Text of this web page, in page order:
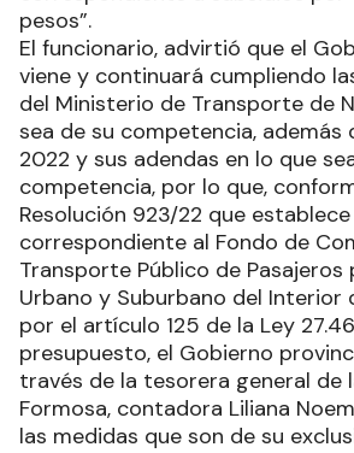
pesos”.
El funcionario, advirtió que el
viene y continuará cumpliendo
del Ministerio de Transporte de
sea de su competencia, además
2022 y sus adendas en lo que
competencia, por lo que,
Resolución 923/22 que
correspondiente al Fondo de
Transporte Público de
Urbano y Suburbano del Interior
por el artículo 125 de la Ley
presupuesto, el Gobierno
través de la tesorera general de
Formosa, contadora Liliana
las medidas que son de su